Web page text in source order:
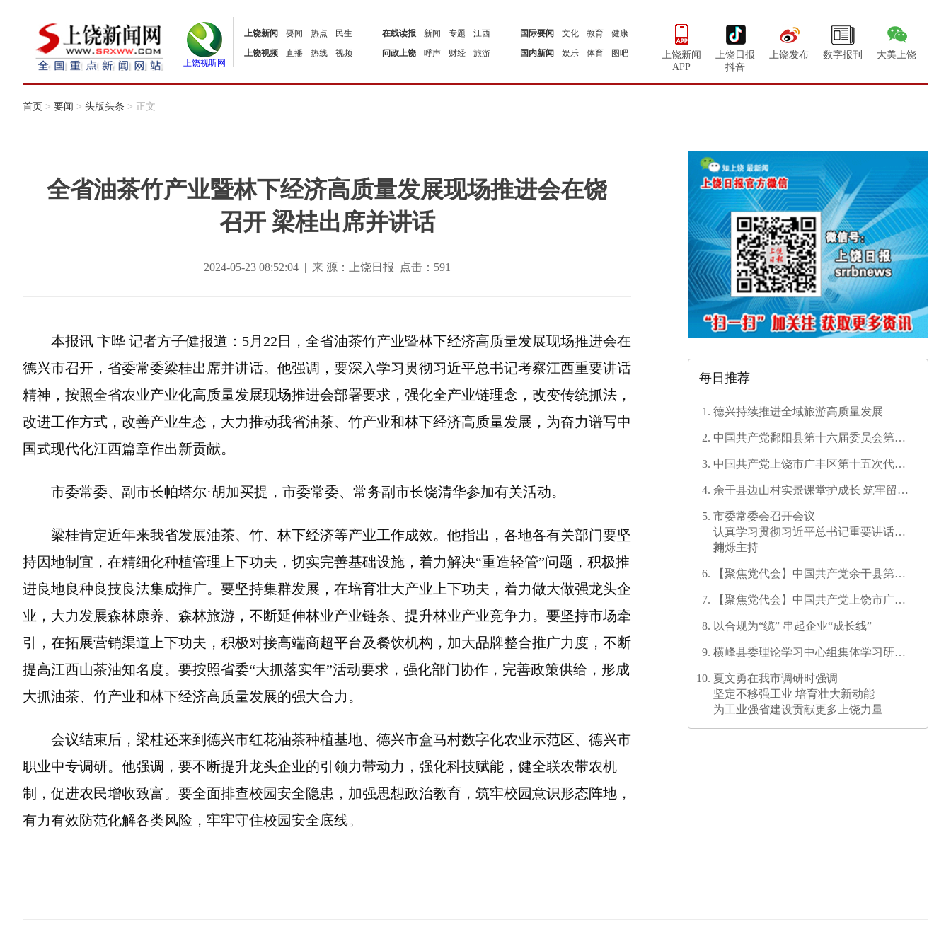
上饶视听网
上饶新闻 要闻 热点
民生
上饶视频
直播 热线 视频
在线读报 新闻 专题
江西
问政上饶
呼声 财经 旅游
国际要闻 文化 教育
健康
国内新闻
娱乐 体育 图吧
上饶新闻
APP
上饶日报
抖音
上饶发布 数字报刊 大美上饶
首页 > 要闻 > 头版头条 > 正文
全省油茶竹产业暨林下经济高质量发展现场推进会在饶
召开 梁桂出席并讲话
2024-05-23 08:52:04 | 来 源：上饶日报 点击： 591
本报讯 卞晔 记者方子健报道：5月22日，全省油茶竹产业暨林下经济高质量发展现场推进会在
德兴市召开，省委常委梁桂出席并讲话。他强调，要深入学习贯彻习近平总书记考察江西重要讲话
精神，按照全省农业产业化高质量发展现场推进会部署要求，强化全产业链理念，改变传统抓法，
改进工作方式，改善产业生态，大力推动我省油茶、竹产业和林下经济高质量发展，为奋力谱写中
国式现代化江西篇章作出新贡献。
市委常委、副市长帕塔尔·胡加买提，市委常委、常务副市长饶清华参加有关活动。
梁桂肯定近年来我省发展油茶、竹、林下经济等产业工作成效。他指出，各地各有关部门要坚
持因地制宜，在精细化种植管理上下功夫，切实完善基础设施，着力解决“重造轻管”问题，积极推
进良地良种良技良法集成推广。要坚持集群发展，在培育壮大产业上下功夫，着力做大做强龙头企
业，大力发展森林康养、森林旅游，不断延伸林业产业链条、提升林业产业竞争力。要坚持市场牵
引，在拓展营销渠道上下功夫，积极对接高端商超平台及餐饮机构，加大品牌整合推广力度，不断
提高江西山茶油知名度。要按照省委“大抓落实年”活动要求，强化部门协作，完善政策供给，形成
大抓油茶、竹产业和林下经济高质量发展的强大合力。
会议结束后，梁桂还来到德兴市红花油茶种植基地、德兴市盒马村数字化农业示范区、德兴市
职业中专调研。他强调，要不断提升龙头企业的引领力带动力，强化科技赋能，健全联农带农机
制，促进农民增收致富。要全面排查校园安全隐患，加强思想政治教育，筑牢校园意识形态阵地，
有力有效防范化解各类风险，牢牢守住校园安全底线。
每日推荐
德兴持续推进全域旅游高质量发展
中国共产党鄱阳县第十六届委员会第一
中国共产党上饶市广丰区第十五次代表
余干县边山村实景课堂护成长 筑牢留守
市委常委会召开会议
认真学习贯彻习近平总书记重要讲话精
神
刘烁主持
【聚焦党代会】中国共产党余干县第十
【聚焦党代会】中国共产党上饶市广信
以合规为“缆” 串起企业“成长线”
横峰县委理论学习中心组集体学习研讨
夏文勇在我市调研时强调
坚定不移强工业 培育壮大新动能
为工业强省建设贡献更多上饶力量